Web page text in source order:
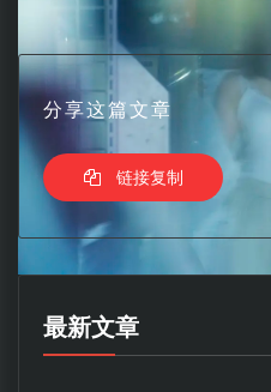
分享这篇文章
链接复制
最新文章